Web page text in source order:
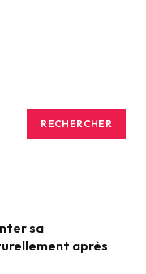
sa
après